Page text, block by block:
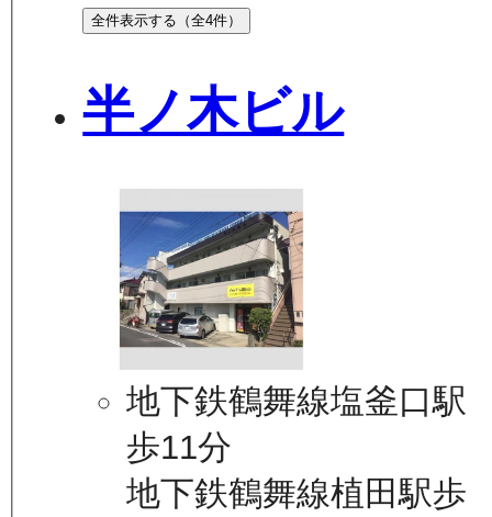
全件表示する（全4件）
半ノ木ビル
地下鉄鶴舞線塩釜口駅
歩11分
地下鉄鶴舞線植田駅歩